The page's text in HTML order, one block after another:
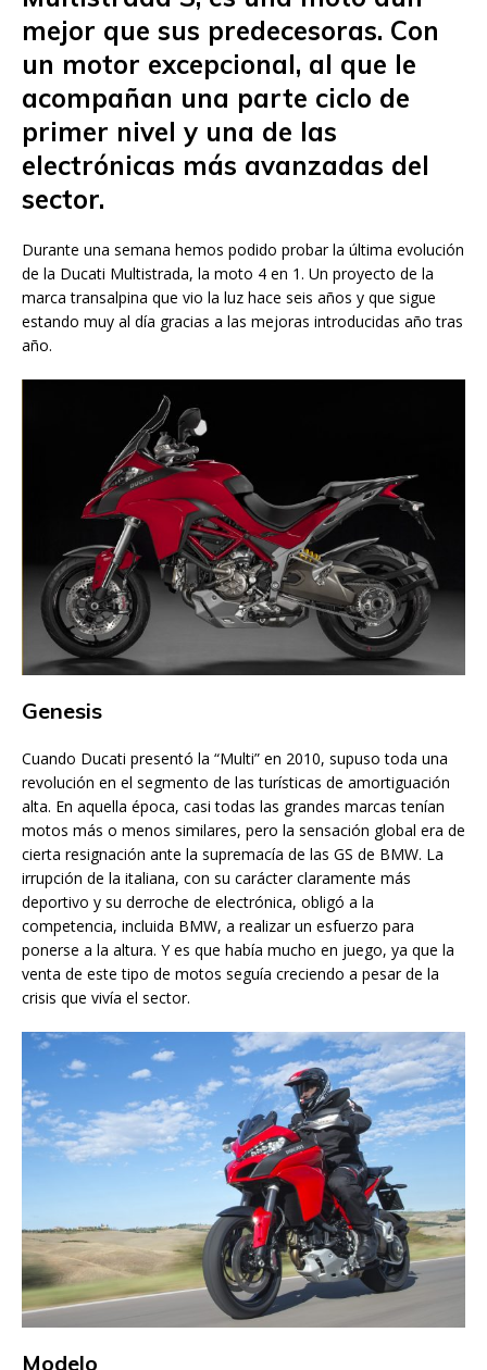
mejor que sus predecesoras. Con
un motor excepcional, al que le
acompañan una parte ciclo de
primer nivel y una de las
electrónicas más avanzadas del
sector.
Durante una semana hemos podido probar la última evolución
de la Ducati Multistrada, la moto 4 en 1. Un proyecto de la
marca transalpina que vio la luz hace seis años y que sigue
estando muy al día gracias a las mejoras introducidas año tras
año.
Genesis
Cuando Ducati presentó la “Multi” en 2010, supuso toda una
revolución en el segmento de las turísticas de amortiguación
alta. En aquella época, casi todas las grandes marcas tenían
motos más o menos similares, pero la sensación global era de
cierta resignación ante la supremacía de las GS de BMW. La
irrupción de la italiana, con su carácter claramente más
deportivo y su derroche de electrónica, obligó a la
competencia, incluida BMW, a realizar un esfuerzo para
ponerse a la altura. Y es que había mucho en juego, ya que la
venta de este tipo de motos seguía creciendo a pesar de la
crisis que vivía el sector.
Modelo